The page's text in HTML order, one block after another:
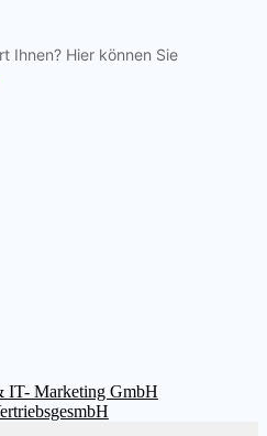
Ihnen? Hier können Sie
Marketing GmbH